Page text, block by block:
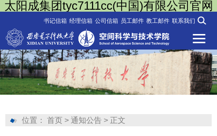
太阳成集团tyc7111cc(中国)有限公司官网
书记信箱 经理信箱 公司信箱 员工邮件 教工邮件 联系我们
位置：首页 >通知公告 > 正文